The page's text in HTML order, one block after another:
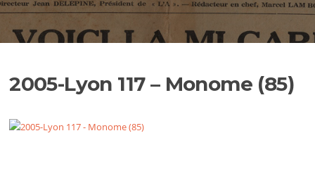
2005-Lyon 117 – Monome (85)